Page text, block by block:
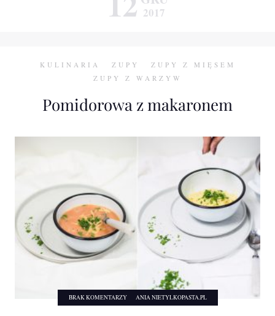
2017
KULINARIA ZUPY
ZUPY Z MIĘSEM
ZUPY Z WARZYW
Pomidorowa z makaronem
BRAK KOMENTARZY ANIA NIETYLKOPASTA.PL